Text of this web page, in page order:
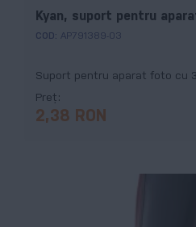
Kyan, suport pentru
COD: AP791389-03
Suport pentru aparat foto cu
Preț
2,38 RON